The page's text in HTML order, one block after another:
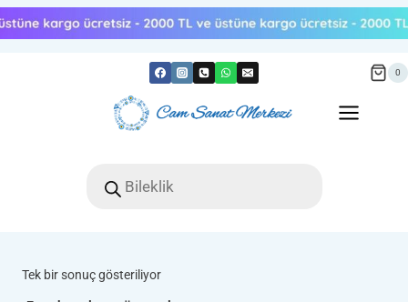
Skip
to
0
search
Tek bir sonuç gösteriliyor